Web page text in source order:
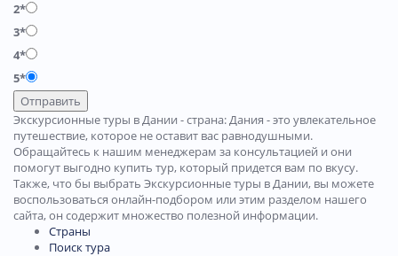
2*
3*
4*
5*
Отправить
Экскурсионные туры в Дании - страна: Дания - это увлекательное
путешествие, которое не оставит вас равнодушными.
Обращайтесь к нашим менеджерам за консультацией и они
помогут выгодно купить тур, который придется вам по вкусу.
Также, что бы выбрать Экскурсионные туры в Дании, вы можете
воспользоваться онлайн-подбором или этим разделом нашего
сайта, он содержит множество полезной информации.
Страны
Поиск тура